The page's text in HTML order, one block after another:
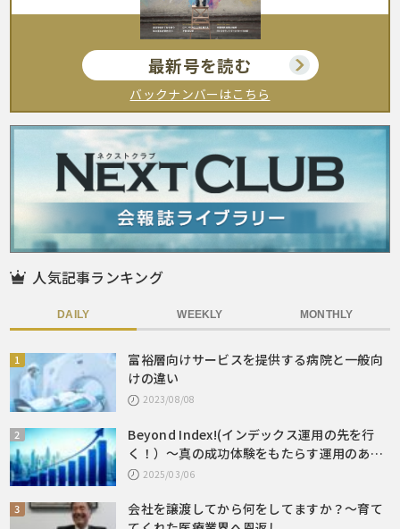
最新号を読む
バックナンバーはこちら
人気記事ランキング
DAILY WEEKLY MONTHLY
富裕層向けサービスを提供する病院と一般向
けの違い
2023/08/08
Beyond Index!(インデックス運用の先を行
く！）～真の成功体験をもたらす運用のあり
方とは～
2025/03/06
会社を譲渡してから何をしてますか？～育て